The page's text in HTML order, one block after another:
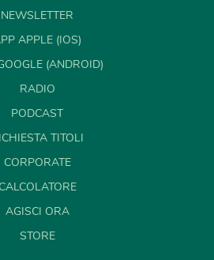
NEWSLETTER
APPLE (IOS)
(ANDROID)
RADIO
PODCAST
TITOLI
CORPORATE
CALCOLATORE
AGISCI ORA
STORE